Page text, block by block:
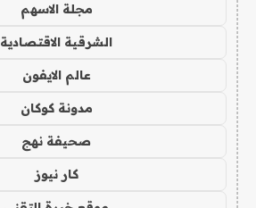
مجلة الاسهم
الشرقية الاقتصادية
عالم الايفون
مدونة كوكان
صحيفة نهج
كار نيوز